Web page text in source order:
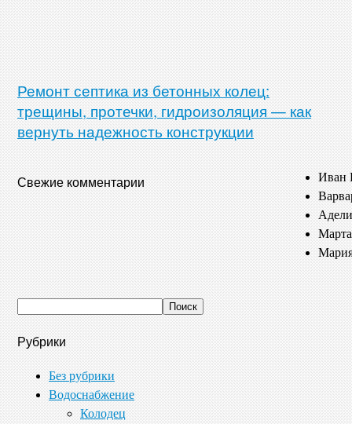
Ремонт септика из бетонных колец:
трещины, протечки, гидроизоляция — как
вернуть надежность конструкции
Свежие комментарии
Иван
Марта
Рубрики
Без рубрики
Водоснабжение
Колодец